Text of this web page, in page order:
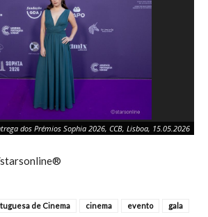
dos Prémios Sophia 2026, CCB, Lisboa, 15.05.2026
de Cinema cinema evento
gala